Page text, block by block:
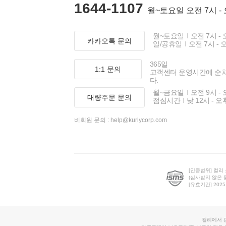
1644-1107 월~토요일 오전 7시 -
카카오톡 문의
월~토요일
오전 7시 -
일/공휴일
오전 7시 -
1:1 문의
365일
고객센터 운영시간에 순
다.
대량주문 문의
월~금요일
오전 9시 -
점심시간
낮 12시 - 오
비회원 문의 : help@kurlycorp.com
[인증범위] 컬리
(심사받지 않은
[유효기간]
컬리에서